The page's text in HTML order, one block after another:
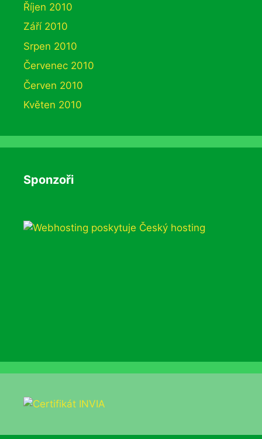
Říjen 2010
Září 2010
Srpen 2010
Červenec 2010
Červen 2010
Květen 2010
Sponzoři